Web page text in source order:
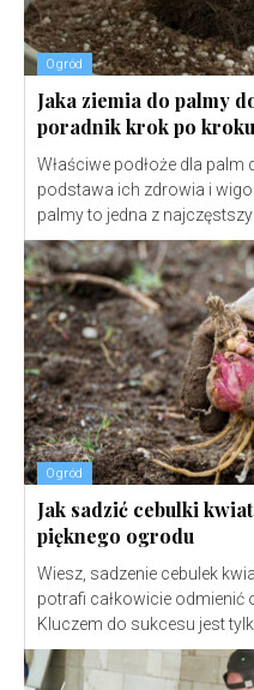
Ogród
Jaka ziemia do palmy
poradnik krok po kroku
Właściwe podłoże dla
podstawa ich zdrowia i
palmy to jedna z
Ogród
Jak sadzić cebulki
pięknego ogrodu
Wiesz, sadzenie cebulek
potrafi całkowicie odmienić
Kluczem do sukcesu jest